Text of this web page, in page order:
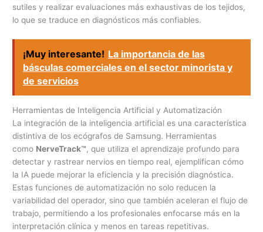
sutiles y realizar evaluaciones más exhaustivas de los tejidos,
lo que se traduce en diagnósticos más confiables.
¡Muy interesante! La importancia de las
básculas comerciales en el sector minorista y
de servicios
Herramientas de Inteligencia Artificial y Automatización
La integración de la inteligencia artificial es una característica
distintiva de los ecógrafos de Samsung. Herramientas
como NerveTrack™, que utiliza el aprendizaje profundo para
detectar y rastrear nervios en tiempo real, ejemplifican cómo
la IA puede mejorar la eficiencia y la precisión diagnóstica.
Estas funciones de automatización no solo reducen la
variabilidad del operador, sino que también aceleran el flujo de
trabajo, permitiendo a los profesionales enfocarse más en la
interpretación clínica y menos en tareas repetitivas.